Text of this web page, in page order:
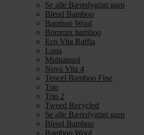
Se alle Bæredygtigt garn
Blend Bamboo
Bamboo Wool
Bommix bamboo
Eco Vita Raffia
Luna
Midnatssol
Nova Vita 4
Tencel Bamboo Fine
Trio
Trio 2
Tweed Recycled
Se alle Bæredygtigt garn
Blend Bamboo
Bamboo Wool